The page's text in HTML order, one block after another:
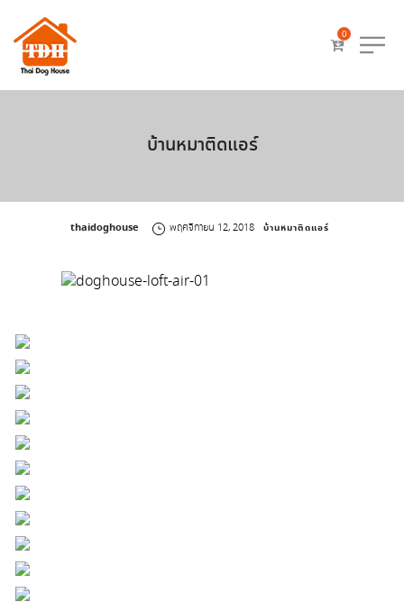
0
บ้านหมาติดแอร์
by
thaidoghouse พฤศจิกายน 12, 2018 บ้านหมาติดแอร์